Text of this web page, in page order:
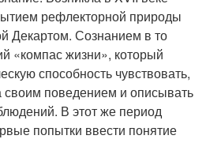
рефлекторной природы
Декартом. Сознанием в то
«компас жизни», который
способность чувствовать,
своим поведением и описывать
В этот же период
попытки ввести понятие